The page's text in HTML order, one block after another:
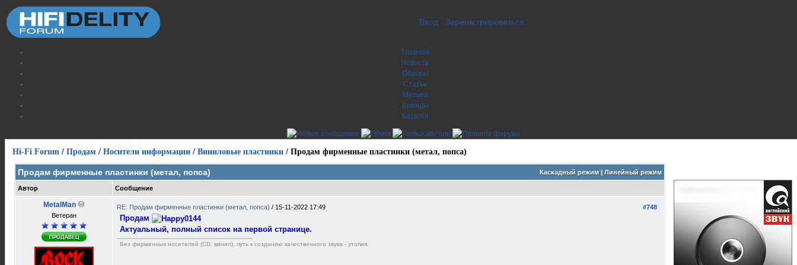
Вход Зарегистрироваться
Главная
Новости
Обзоры
Статьи
Музыка
Бренды
Каталог
Hi-Fi Forum / Продам / Носители информации / Виниловые пластинки / Продам фирменные пластинки (метал, попса)
Каскадный режим| Линейный режим
Продам фирменные пластинки (метал, попса)
Автор Сообщение
MetalMan
Ветеран
#748
RE: Продам фирменные пластинки (метал, попса) / 15-11-2022 17:49
Продам
Актуальный, полный список на первой странице.
Без фирменных носителей (CD, винил), путь к созданию качественного звука - утопия.